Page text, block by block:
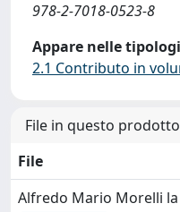
978-2-7018-0523-8
Appare nelle
2.1 Contributo in
File in questo
File
Alfredo Mario Morelli